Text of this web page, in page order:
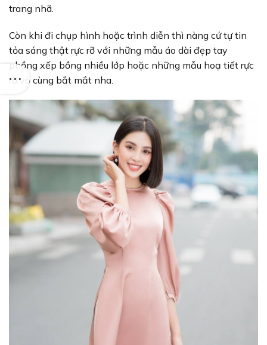
trang nhã.
Còn khi đi chụp hình hoặc trình diễn thì nàng cứ tự tin
tỏa sáng thật rực rỡ với những mẫu áo dài đẹp tay
phồng xếp bồng nhiều lớp hoặc những mẫu hoạ tiết rực
rỡ vô cùng bắt mắt nha.